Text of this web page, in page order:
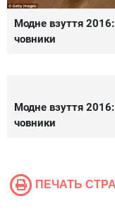
Модне взуття
човники